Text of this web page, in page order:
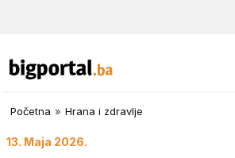
Početna » Hrana i zdravlje
13. Maja 2026.